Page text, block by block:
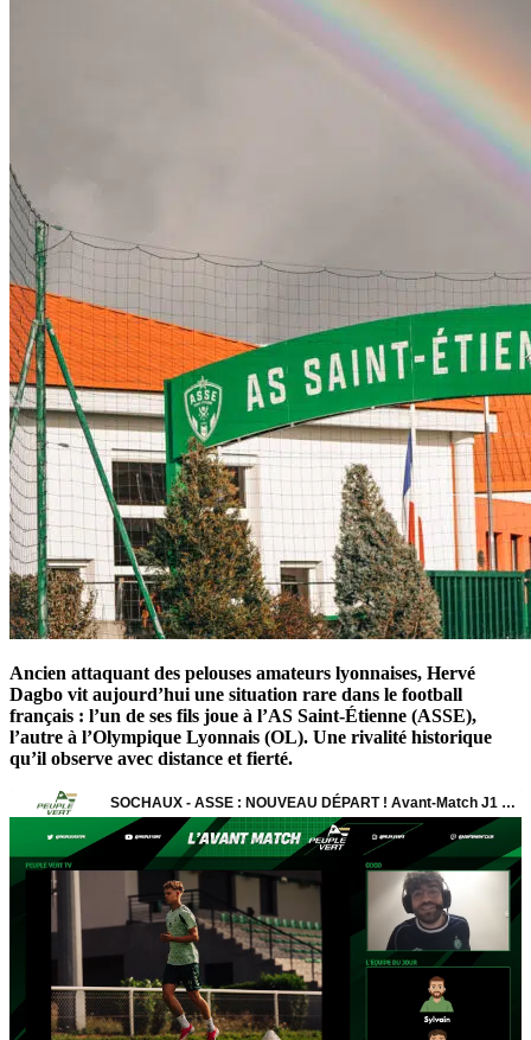
Ancien attaquant des pelouses amateurs lyonnaises, Hervé
Dagbo vit aujourd’hui une situation rare dans le football
français : l’un de ses fils joue à l’AS Saint-Étienne (ASSE),
l’autre à l’Olympique Lyonnais (OL). Une rivalité historique
qu’il observe avec distance et fierté.